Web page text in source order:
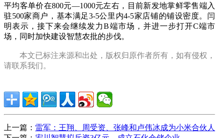
平均客单价在800元—1000元左右，目前新发地掌鲜零售端入
驻500家商户，基本满足3-5公里内4-5家店铺的铺设密度。闫
明表示，接下来会继续发力B端市场，并进一步打开C端市
场，同时加快建设智慧农批的步伐。
本文已标注来源和出处，版权归原作者所有，如有侵权，
请联系我们。
上一篇： 雷军：王翔、周受资、张峰和卢伟冰成为小米合伙人